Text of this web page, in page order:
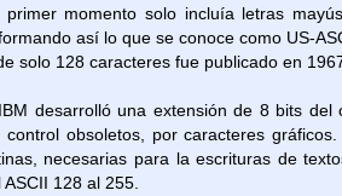
momento solo incluía letras
así lo que se conoce como US-
solo 128 caracteres fue publicado en
desarrolló una extensión de 8 bits
obsoletos, por caracteres
necesarias para la escrituras de
128 al 255.